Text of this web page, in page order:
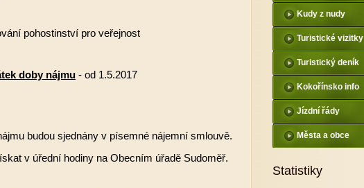
pohostinství pro veřejnost
doby nájmu - od 1.5.2017
budou sjednány v písemné nájemní smlouvě.
v úřední hodiny na Obecním úřadě Sudoměř.
Kudy z nudy
Turistické vizitky
Turistický deník
Kokořínsko info
Jízdní řády
Města a obce
Statistiky